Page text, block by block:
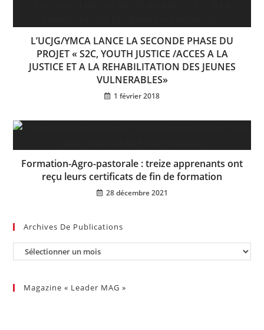
L’UCJG/YMCA LANCE LA SECONDE PHASE DU
PROJET « S2C, YOUTH JUSTICE /ACCES A LA
JUSTICE ET A LA REHABILITATION DES JEUNES
VULNERABLES»
1 février 2018
Formation-Agro-pastorale : treize apprenants ont
reçu leurs certificats de fin de formation
28 décembre 2021
Archives De Publications
Magazine « Leader MAG »